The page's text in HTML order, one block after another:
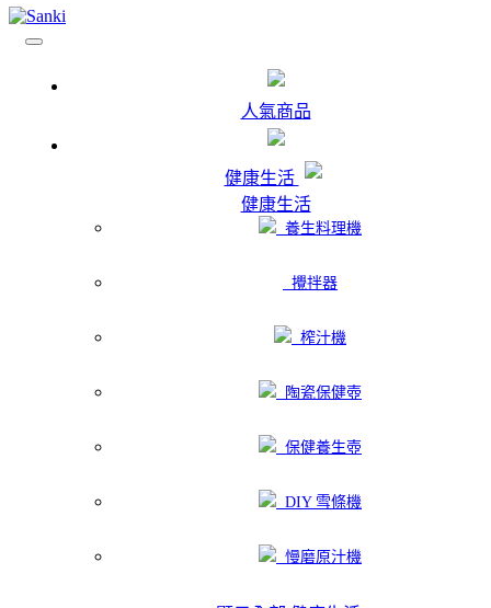
人氣商品
健康生活
健康生活
養生料理機
攪拌器
榨汁機
陶瓷保健壺
保健養生壺
DIY 雪條機
慢磨原汁機